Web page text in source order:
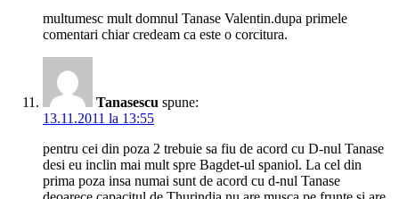
multumesc mult domnul Tanase Valentin.dupa primele
comentari chiar credeam ca este o corcitura.
Tanasescu spune:
13.11.2011 la 13:55
pentru cei din poza 2 trebuie sa fiu de acord cu D-nul Tanase
desi eu inclin mai mult spre Bagdet-ul spaniol. La cel din
prima poza insa numai sunt de acord cu d-nul Tanase